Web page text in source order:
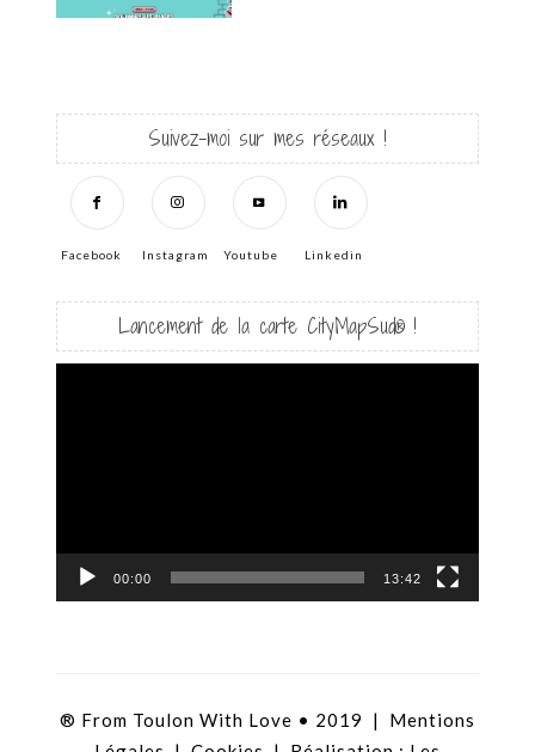
Suivez-moi sur mes réseaux !
Facebook Instagram Youtube Linkedin
Lancement de la carte CityMapSud® !
00:00 13:42
® From Toulon With Love • 2019 | Mentions